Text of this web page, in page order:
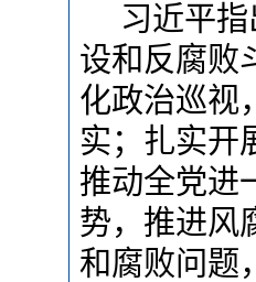
习近平
设和反腐败
化政治巡视
实；扎实开
推动全党进
势，推进风
和腐败问题